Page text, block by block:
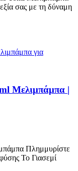
σας με τη δύναμη
Μελιμπάμπα |
Πλημμυρίστε
Το Γιασεμί